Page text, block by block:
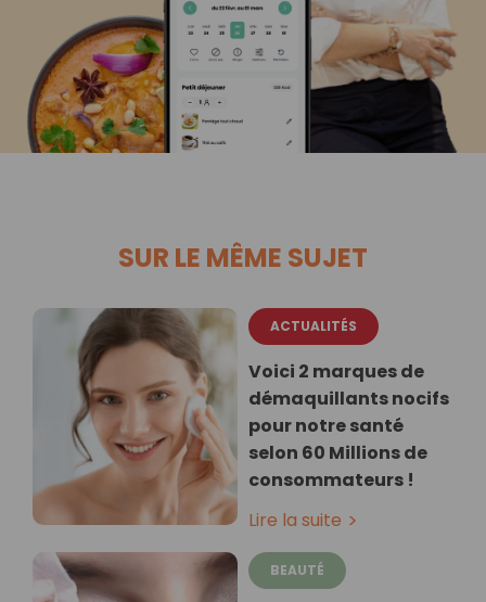
SUR LE MÊME SUJET
ACTUALITÉS
Voici 2 marques de
démaquillants nocifs
pour notre santé
selon 60 Millions de
consommateurs !
Lire la suite
BEAUTÉ